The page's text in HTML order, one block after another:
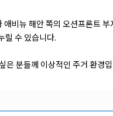
비뉴 해안 쪽의 오션프론트 부
릴 수 있습니다.
분들께 이상적인 주거 환경입